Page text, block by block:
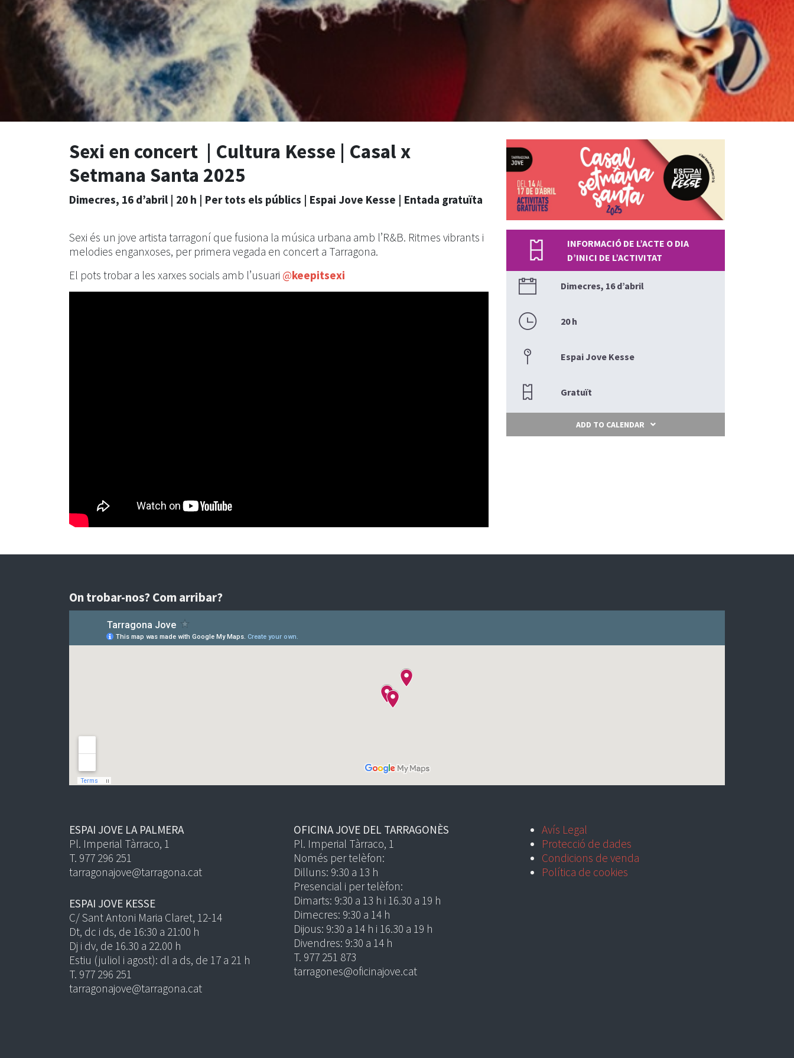
Sexi en concert | Cultura Kesse | Casal x
Setmana Santa 2025
Dimecres, 16 d’abril | 20 h | Per tots els públics | Espai Jove Kesse | Entada gratuïta
Sexi és un jove artista tarragoní que fusiona la música urbana amb l’R&B. Ritmes vibrants i
melodies enganxoses, per primera vegada en concert a Tarragona.
El pots trobar a les xarxes socials amb l’usuari @keepitsexi
INFORMACIÓ DE L’ACTE O DIA
D’INICI DE L’ACTIVITAT
Dimecres, 16 d’abril
20 h
Espai Jove Kesse
Gratuït
ADD TO CALENDAR
On trobar-nos? Com arribar?
ESPAI JOVE LA PALMERA
Pl. Imperial Tàrraco, 1
T. 977 296 251
tarragonajove@tarragona.cat
ESPAI JOVE KESSE
C/ Sant Antoni Maria Claret, 12-14
Dt, dc i ds, de 16:30 a 21:00 h
Dj i dv, de 16.30 a 22.00 h
Estiu (juliol i agost): dl a ds, de 17 a 21 h
T. 977 296 251
tarragonajove@tarragona.cat
OFICINA JOVE DEL TARRAGONÈS
Pl. Imperial Tàrraco, 1
Només per telèfon:
Dilluns: 9:30 a 13 h
Presencial i per telèfon:
Dimarts: 9:30 a 13 h i 16.30 a 19 h
Dimecres: 9:30 a 14 h
Dijous: 9:30 a 14 h i 16.30 a 19 h
Divendres: 9:30 a 14 h
T. 977 251 873
tarragones@oficinajove.cat
Avís Legal
Protecció de dades
Condicions de venda
Política de cookies